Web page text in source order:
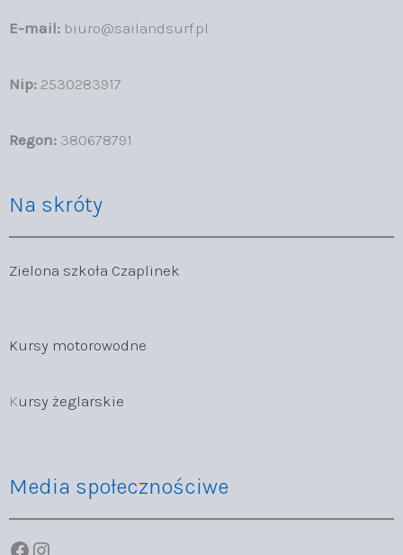
E-mail: biuro@sailandsurf.pl
Nip: 2530283917
Regon: 380678791
Na skróty
Zielona szkoła Czaplinek
Kursy motorowodne
Kursy żeglarskie
Media społecznościwe
Facebook
Instagram